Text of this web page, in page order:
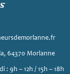
64370 Morlanne
: 9h – 12h / 15h – 18h